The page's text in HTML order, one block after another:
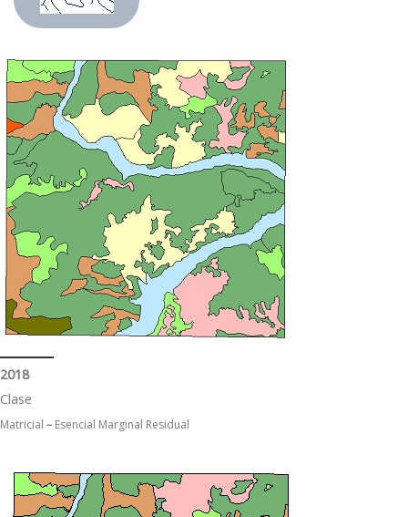
2018
Clase
Matricial – Esencial Marginal Residual